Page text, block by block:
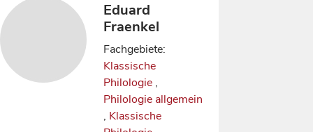
Eduard
Fraenkel
Fachgebiete:
Klassische
Philologie ,
Philologie allgemein
, Klassische